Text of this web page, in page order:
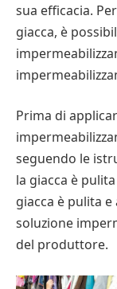
sua efficacia.
giacca, è
Prima di
seguendo le
la giacca è
giacca è pulita
soluzione
del produttore.